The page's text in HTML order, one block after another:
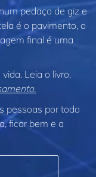
pedaço de giz e
é o pavimento, o
final é uma
Leia o livro,
pessoas por todo
ficar bem e a